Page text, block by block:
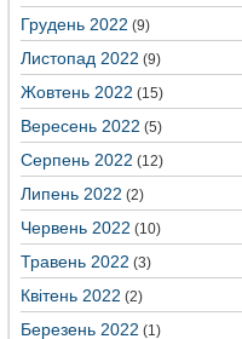
Грудень 2022 (9)
Листопад 2022 (9)
Жовтень 2022 (15)
Вересень 2022 (5)
Серпень 2022 (12)
Липень 2022 (2)
Червень 2022 (10)
Травень 2022 (3)
Квітень 2022 (2)
Березень 2022 (1)